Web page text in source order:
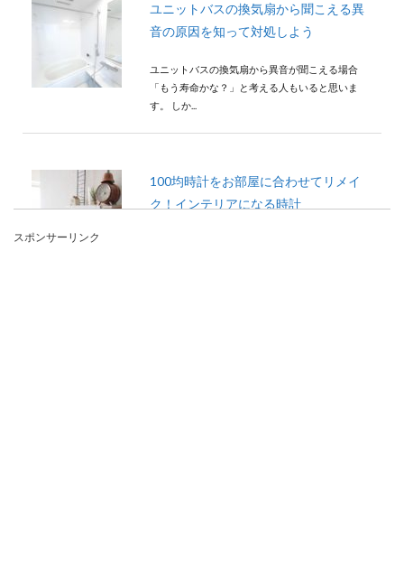
ユニットバスの換気扇から聞こえる異
音の原因を知って対処しよう
ユニットバスの換気扇から異音が聞こえる場合
「もう寿命かな？」と考える人もいると思いま
す。 しか...
100均時計をお部屋に合わせてリメイ
ク！インテリアになる時計
スポンサーリンク